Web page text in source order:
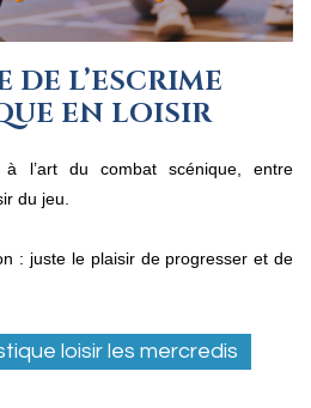
DE L’ESCRIME
EN LOISIR
l’art du combat scénique, entre
du jeu.
: juste le plaisir de progresser et de
loisir les mercredis